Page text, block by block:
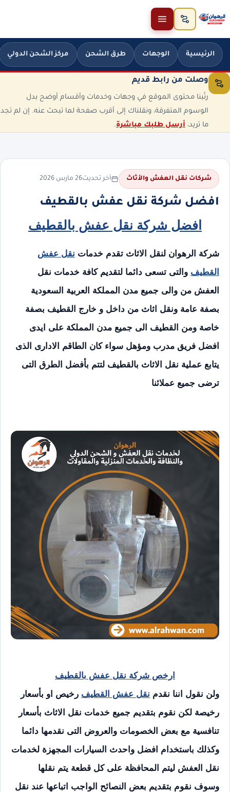
تخطَّ إلى المحتوى
الرئيسية الوجهات طرق الشحن مركز الشحن الدولي
وصلت من رابط قديم
رتّبنا محتوى الموقع في وجهات وخدمات وأقسام أوضح بدل
الوسوم المتفرقة، ونقلناك إلى أقرب صفحة لما تبحث عنه. إن لم تجد
ما تريد، أرسل طلبك مباشرة.
شركات نقل العفش والأثاث آخر تحديث26 مارس 2026
افضل شركة نقل عفش بالقطيف
افضل شركة نقل عفش بالقطيف
شركة الرهوان لنقل الاثاث تقدم خدمات نقل عفش
القطيف والتى تسعى دائما لتقديم كافة خدمات نقل
العفش من والى جميع مدن المملكة العربية السعودية
بصفة عامة ونقل اثاث من داخل و خارج القطيف بصفة
خاصة ومن القطيف الى جميع مدن المملكة على ايدى
افضل فريق مدرب ومؤهل سواء كان الطاقم الادارى الذى
يتابع عملية نقل الاثاث بالقطيف لتتم بأفضل الطرق التى
ترضى جميع عملائنا
ارخص شركة نقل عفش بالقطيف
ولن نقول اننا نقدم نقل عفش القطيف رخيص او بأسعار
رخيصة لكن نقوم بتقديم جميع خدمات نقل الاثاث بأسعار
تنافسية مع بعض الخصومات والعروض التى نقدمها دائما
وكذلك باستخدام افضل واحدث السيارات المجهزة لخدمات
نقل العفش ليتم المحافظة على كل قطعة يتم نقلها
وسوف نقوم بتقديم بعض النصائح الواجب اتباعها عند نقل